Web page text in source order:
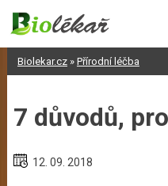
Skip
content
Biolekar.cz» Přírodní léčba
7 důvodů,
12. 09. 2018